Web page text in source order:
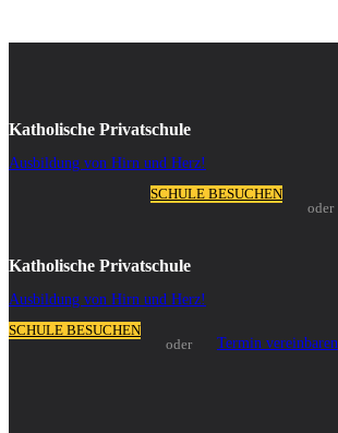
Katholische Privatschule
Ausbildung von Hirn und Herz!
oder
SCHULE BESUCHEN
Katholische Privatschule
Ausbildung von Hirn und Herz!
SCHULE BESUCHEN
oder
Termin vereinbaren